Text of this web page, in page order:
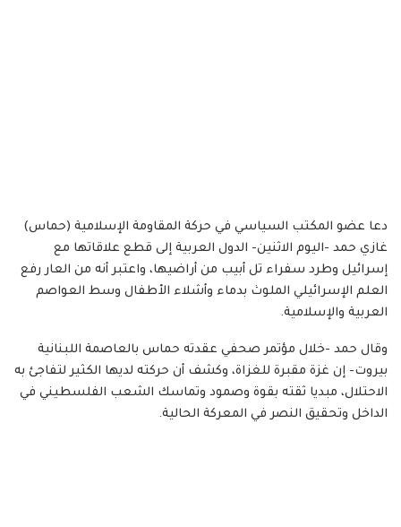
دعا عضو المكتب السياسي في حركة المقاومة الإسلامية (حماس)
غازي حمد -اليوم الاثنين- الدول العربية إلى قطع علاقاتها مع
إسرائيل وطرد سفراء تل أبيب من أراضيها، واعتبر أنه من العار رفع
العلم الإسرائيلي الملوث بدماء وأشلاء الأطفال وسط العواصم
العربية والإسلامية.
وقال حمد -خلال مؤتمر صحفي عقدته حماس بالعاصمة اللبنانية
بيروت- إن غزة مقبرة للغزاة، وكشف أن حركته لديها الكثير لتفاجئ به
الاحتلال، مبديا ثقته بقوة وصمود وتماسك الشعب الفلسطيني في
الداخل وتحقيق النصر في المعركة الحالية.